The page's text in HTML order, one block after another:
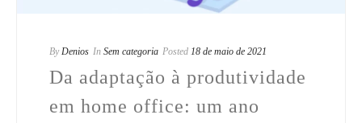
By Denios In Sem categoria Posted 18 de maio de 2021
Da adaptação à produtividade
em home office: um ano